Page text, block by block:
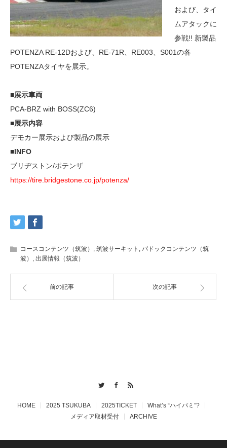
および、タイ
ムアタックに
参戦!! 新製品
POTENZA RE-12Dおよび、RE-71R、RE003、S001の各
POTENZAタイヤを展示。
■展示車両
PCA-BRZ with BOSS(ZC6)
■展示内容
デモカー展示および製品の展示
■INFO
ブリヂストン/ポテンザ
https://tire.bridgestone.co.jp/potenza/
コースコンテンツ（筑波） , 筑波サーキット , パドックコンテンツ（筑
波） , 出展情報（筑波）
前の記事 次の記事
HOME 2025 TSUKUBA 2025TICKET
What’s “ハイパミ”?
メディア取材受付
ARCHIVE